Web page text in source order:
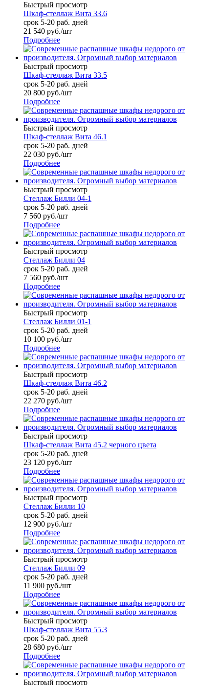
Быстрый просмотр
Шкаф-стеллаж Вита 33.6
срок 5-20 раб. дней
21 540 руб./шт
Подробнее
Быстрый просмотр
Шкаф-стеллаж Вита 33.5
срок 5-20 раб. дней
20 800 руб./шт
Подробнее
Быстрый просмотр
Шкаф-стеллаж Вита 46.1
срок 5-20 раб. дней
22 030 руб./шт
Подробнее
Быстрый просмотр
Стеллаж Билли 04-1
срок 5-20 раб. дней
7 560 руб./шт
Подробнее
Быстрый просмотр
Стеллаж Билли 04
срок 5-20 раб. дней
7 560 руб./шт
Подробнее
Быстрый просмотр
Стеллаж Билли 01-1
срок 5-20 раб. дней
10 100 руб./шт
Подробнее
Быстрый просмотр
Шкаф-стеллаж Вита 46.2
срок 5-20 раб. дней
22 270 руб./шт
Подробнее
Быстрый просмотр
Шкаф-стеллаж Вита 45.2 черного цвета
срок 5-20 раб. дней
23 120 руб./шт
Подробнее
Быстрый просмотр
Стеллаж Билли 10
срок 5-20 раб. дней
12 900 руб./шт
Подробнее
Быстрый просмотр
Стеллаж Билли 09
срок 5-20 раб. дней
11 900 руб./шт
Подробнее
Быстрый просмотр
Шкаф-стеллаж Вита 55.3
срок 5-20 раб. дней
28 680 руб./шт
Подробнее
Быстрый просмотр